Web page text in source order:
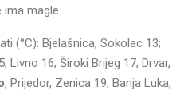
ima magle.
(°C): Bjelašnica, Sokolac 13;
Livno 16; Široki Brijeg 17; Drvar,
, Prijedor, Zenica 19; Banja Luka,